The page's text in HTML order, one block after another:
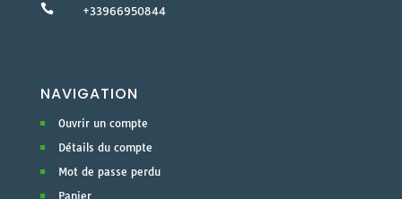
 +33966950844
NAVIGATION
Ouvrir un compte
Détails du compte
Mot de passe perdu
Panier